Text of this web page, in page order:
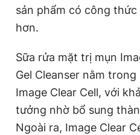
sản phẩm có công
hơn.
Sữa rửa mặt trị mụn
Gel Cleanser nằm trong
Image Clear Cell, với
tưởng nhờ bổ sung
Ngoài ra, Image Clear